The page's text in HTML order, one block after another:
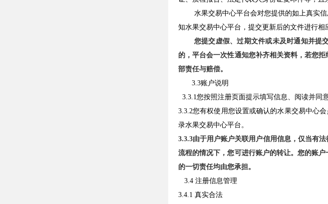
水果交易中心平台会对您提供的如上真实
知水果交易中心平台，提交更新后的文件进行相
您提交虚假、过期文件或未及时通知并提
的，平台会一次性通知您补齐相关资料，若您
部责任与赔偿。
3.3账户说明
3.3.1您按照注册页面提示填写信息、阅读并同
3.3.2您有权使用您设置或确认的水果交易中心
录水果交易中心平台。
3.3.3由于用户账户关联用户信用信息，仅当有
流程的情况下，您可进行账户的转让。您的账
的一切责任均由您承担。
3.4 注册信息管理
3.4.1 真实合法